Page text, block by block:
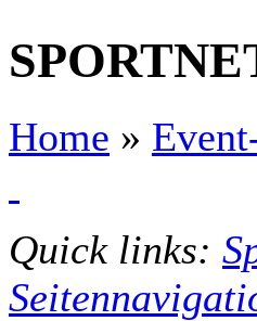
Home »
Quick links: